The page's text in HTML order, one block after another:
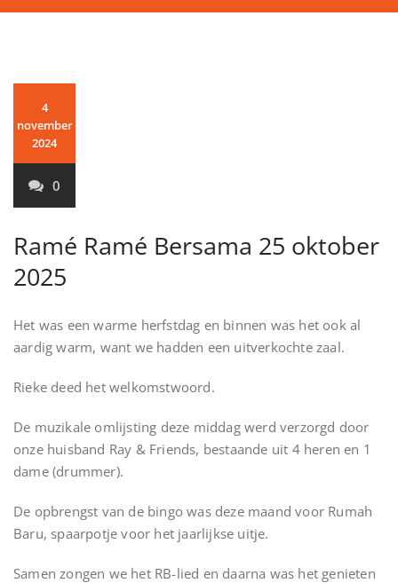
4
november
2024
0
Ramé Ramé Bersama 25 oktober
2025
Het was een warme herfstdag en binnen was het ook al
aardig warm, want we hadden een uitverkochte zaal.
Rieke deed het welkomstwoord.
De muzikale omlijsting deze middag werd verzorgd door
onze huisband Ray & Friends, bestaande uit 4 heren en 1
dame (drummer).
De opbrengst van de bingo was deze maand voor Rumah
Baru, spaarpotje voor het jaarlijkse uitje.
Samen zongen we het RB-lied en daarna was het genieten